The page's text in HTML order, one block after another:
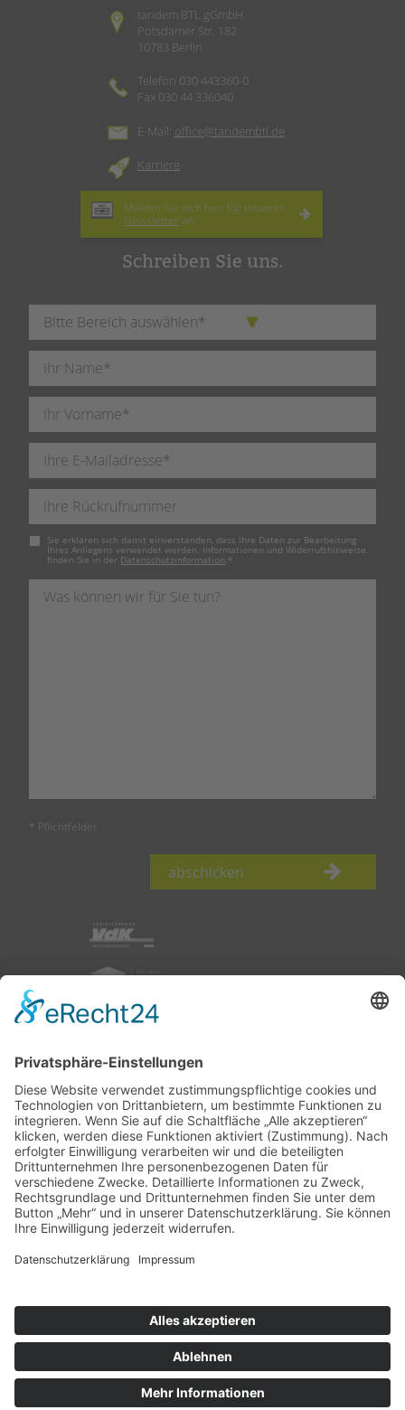
tandem BTL gGmbH
Potsdamer Str. 182
10783 Berlin
Telefon 030 443360-0
Fax 030 44 336040
E-Mail: office@tandembtl.de
Karriere
Melden Sie sich hier für unseren
Newsletter an.
Schreiben Sie uns.
Pflichtfeld
Sie erklären sich damit einverstanden, dass Ihre Daten zur Bearbeitung
Ihres Anliegens verwendet werden. Informationen und Widerrufshinweise
finden Sie in der Datenschutzinformation *
* Pflichtfelder
abschicken
nach oben
Impressum|Datenschutz
Ihnen gefällt, was Sie lesen?
Dann teilen Sie es mit anderen!
X